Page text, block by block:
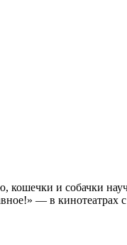
и собачки
— в кинотеатрах с